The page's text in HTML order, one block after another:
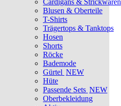
Cardigans & Strickwaren
Blusen & Oberteile
T-Shirts
Trägertops & Tanktops
Hosen
Shorts
Röcke
Bademode
Gürtel NEW
Hüte
Passende Sets NEW
Oberbekleidung